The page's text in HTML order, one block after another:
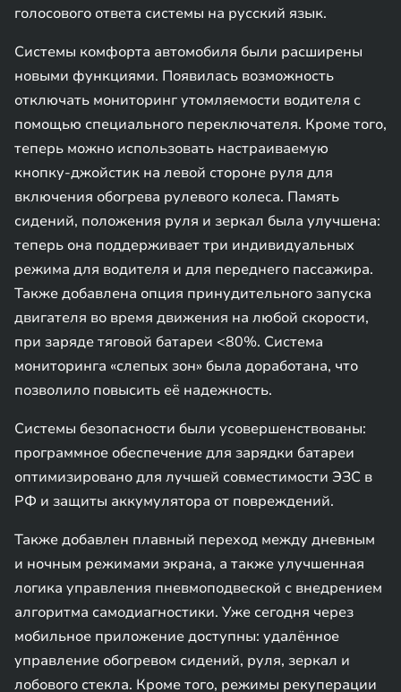
голосового ответа системы на русский язык.
Системы комфорта автомобиля были расширены
новыми функциями. Появилась возможность
отключать мониторинг утомляемости водителя с
помощью специального переключателя. Кроме того,
теперь можно использовать настраиваемую
кнопку-джойстик на левой стороне руля для
включения обогрева рулевого колеса. Память
сидений, положения руля и зеркал была улучшена:
теперь она поддерживает три индивидуальных
режима для водителя и для переднего пассажира.
Также добавлена опция принудительного запуска
двигателя во время движения на любой скорости,
при заряде тяговой батареи <80%. Система
мониторинга «слепых зон» была доработана, что
позволило повысить её надежность.
Системы безопасности были усовершенствованы:
программное обеспечение для зарядки батареи
оптимизировано для лучшей совместимости ЭЗС в
РФ и защиты аккумулятора от повреждений.
Также добавлен плавный переход между дневным
и ночным режимами экрана, а также улучшенная
логика управления пневмоподвеской с внедрением
алгоритма самодиагностики. Уже сегодня через
мобильное приложение доступны: удалённое
управление обогревом сидений, руля, зеркал и
лобового стекла. Кроме того, режимы рекуперации